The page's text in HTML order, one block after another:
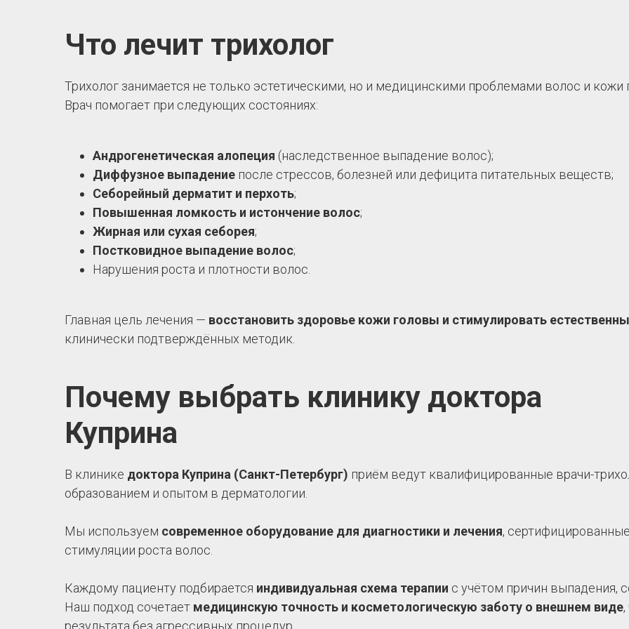
Что лечит трихолог
Трихолог занимается не только эстетическими, но и медицинскими проблемами волос и кожи
Врач помогает при следующих состояниях:
Андрогенетическая алопеция (наследственное выпадение волос);
Диффузное выпадение после стрессов, болезней или дефицита питательных веществ;
Себорейный дерматит и перхоть;
Повышенная ломкость и истончение волос;
Жирная или сухая себорея;
Постковидное выпадение волос;
Нарушения роста и плотности волос.
Главная цель лечения — восстановить здоровье кожи головы и стимулировать
клинически подтверждённых методик.
Почему выбрать клинику доктора
Куприна
В клинике доктора Куприна (Санкт-Петербург) приём ведут квалифицированные врачи-
образованием и опытом в дерматологии.
Мы используем современное оборудование для диагностики и лечения,
стимуляции роста волос.
Каждому пациенту подбирается индивидуальная схема терапии с учётом причин выпадения,
Наш подход сочетает медицинскую точность и косметологическую заботу о внешнем виде
результата без агрессивных процедур.